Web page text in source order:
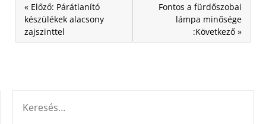
« Előző: Párátlanító
készülékek alacsony
zajszinttel
Fontos a fürdőszobai
lámpa minősége
:Következő »